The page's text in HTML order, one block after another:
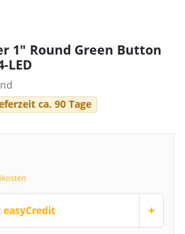
1" Round Green Button
LED
ca. 90 Tage
+